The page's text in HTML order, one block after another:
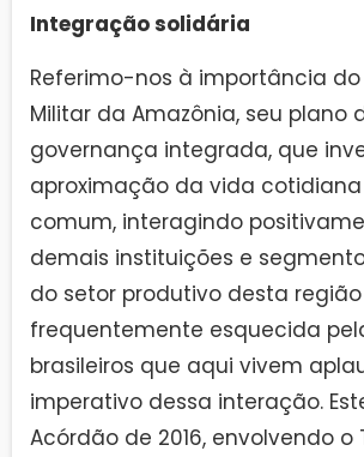
Integração solidária
Referimo-nos à importância
Militar da Amazônia, seu plano
governança integrada, que
aproximação da vida
comum, interagindo
demais instituições e
do setor produtivo desta região
frequentemente esquecida
brasileiros que aqui vivem
imperativo dessa interação.
Acórdão de 2016, envolvendo o